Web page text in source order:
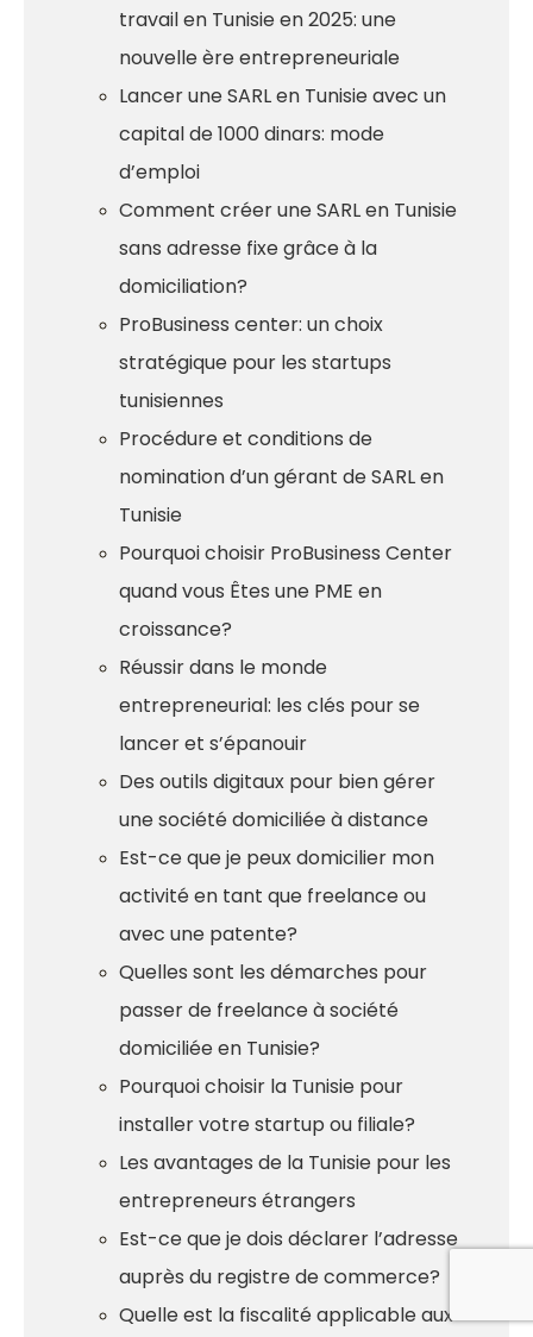
travail en Tunisie en 2025: une
nouvelle ère entrepreneuriale
Lancer une SARL en Tunisie avec un
capital de 1000 dinars: mode
d’emploi
Comment créer une SARL en Tunisie
sans adresse fixe grâce à la
domiciliation?
ProBusiness center: un choix
stratégique pour les startups
tunisiennes
Procédure et conditions de
nomination d’un gérant de SARL en
Tunisie
Pourquoi choisir ProBusiness Center
quand vous Êtes une PME en
croissance?
Réussir dans le monde
entrepreneurial: les clés pour se
lancer et s’épanouir
Des outils digitaux pour bien gérer
une société domiciliée à distance
Est-ce que je peux domicilier mon
activité en tant que freelance ou
avec une patente?
Quelles sont les démarches pour
passer de freelance à société
domiciliée en Tunisie?
Pourquoi choisir la Tunisie pour
installer votre startup ou filiale?
Les avantages de la Tunisie pour les
entrepreneurs étrangers
Est-ce que je dois déclarer l’adresse
auprès du registre de commerce?
Quelle est la fiscalité applicable aux